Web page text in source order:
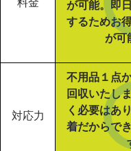
が可能。即
するためお
が可
対応力
不用品１点
回収いたし
く必要はあ
着だからで